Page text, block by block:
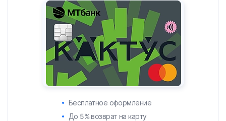
Бесплатное оформление
До 5% возврат на карту